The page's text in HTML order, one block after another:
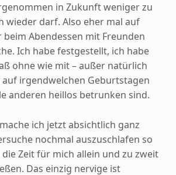
in Zukunft weniger zu
wieder darf. Also eher mal auf
beim Abendessen mit Freunden
Ich habe festgestellt, ich habe
ohne wie mit – außer natürlich
auf irgendwelchen Geburtstagen
anderen heillos betrunken sind.
ich jetzt absichtlich ganz
nochmal auszuschlafen so
Zeit für mich allein und zu zweit
Das einzig nervige ist